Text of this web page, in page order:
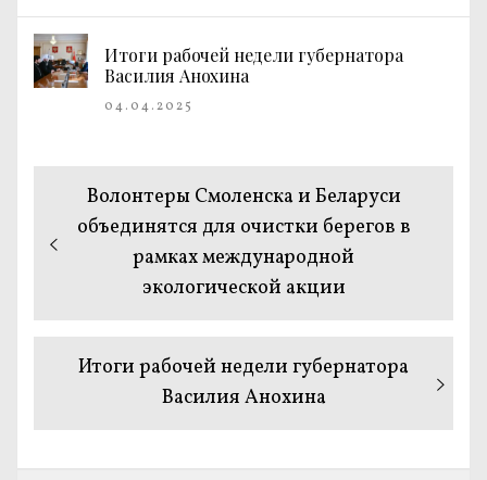
Итоги рабочей недели губернатора
Василия Анохина
04.04.2025
Навигация
записям
Предыдущая
запись:
Волонтеры Смоленска и Беларуси
объединятся для очистки берегов в
рамках международной
экологической акции
Следующая
Итоги рабочей недели губернатора
Василия Анохина